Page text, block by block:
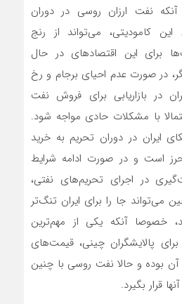
نفت ارزان روسی در دوران
کامودیتی، می‌‌‌تواند از رنج
برای این اقتصادهای در حال
در صورت عدم احیای برجام و رخ
در بازاریابی برای فروش نفت
با مشکلات حادی مواجه شود.
ایران در دوران تحریم به خرید
است و در صورت ادامه شرایط
در اجرای تحریم‌‌‌های نفتی،
می‌‌‌تواند جا را برای ایران تنگ‌‌‌تر
خصوصا آنکه یکی از مهم‌‌‌ترین
پالایشگران چینی، قیمت‌‌‌های
بوده و حالا نفت روسی با چنین
قرار بگیرد.